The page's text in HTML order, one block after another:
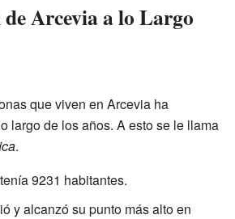
Arcevia a lo Largo
que viven en Arcevia ha
largo de los años. A esto se le llama
.
9231 habitantes.
y alcanzó su punto más alto en